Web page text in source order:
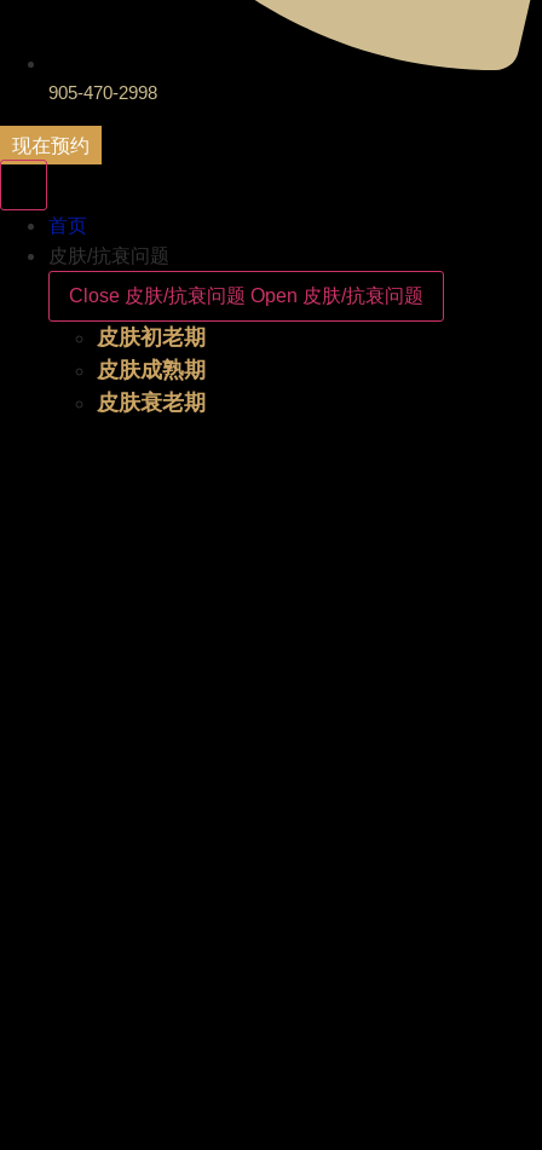
905-470-2998
现在预约
首页
皮肤/抗衰问题
Close 皮肤/抗衰问题 Open 皮肤/抗衰问题
皮肤初老期
皮肤成熟期
皮肤衰老期